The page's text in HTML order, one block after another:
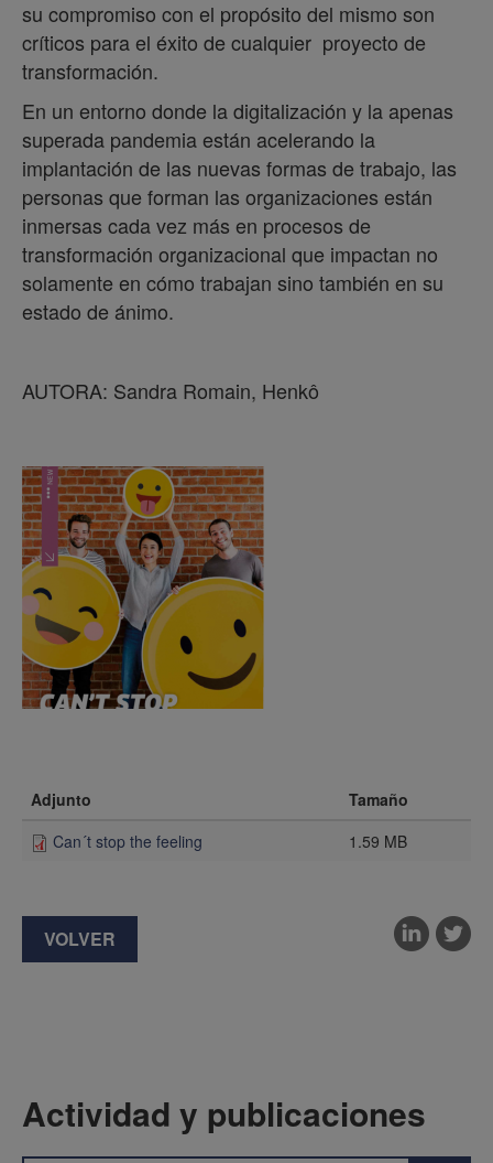
su compromiso con el propósito del mismo son
críticos para el éxito de cualquier proyecto de
transformación.
En un entorno donde la digitalización y la apenas
superada pandemia están acelerando la
implantación de las nuevas formas de trabajo, las
personas que forman las organizaciones están
inmersas cada vez más en procesos de
transformación organizacional que impactan no
solamente en cómo trabajan sino también en su
estado de ánimo.
AUTORA: Sandra Romain, Henkô
Adjunto
Tamaño
Can´t stop the feeling
1.59 MB
VOLVER
Actividad y publicaciones